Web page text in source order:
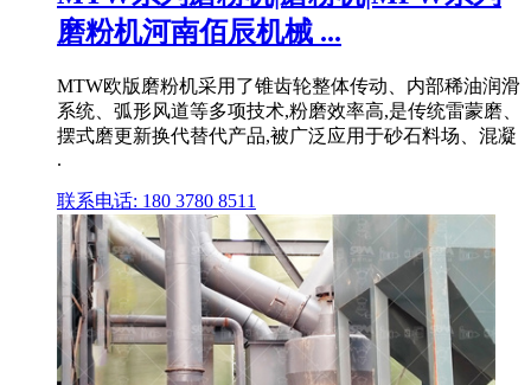
磨粉机河南佰辰机械 ...
MTW欧版磨粉机采用了锥齿轮整体传动、内部稀油润滑
系统、弧形风道等多项技术,粉磨效率高,是传统雷蒙磨、
摆式磨更新换代替代产品,被广泛应用于砂石料场、混凝
.
联系电话: 180 3780 8511